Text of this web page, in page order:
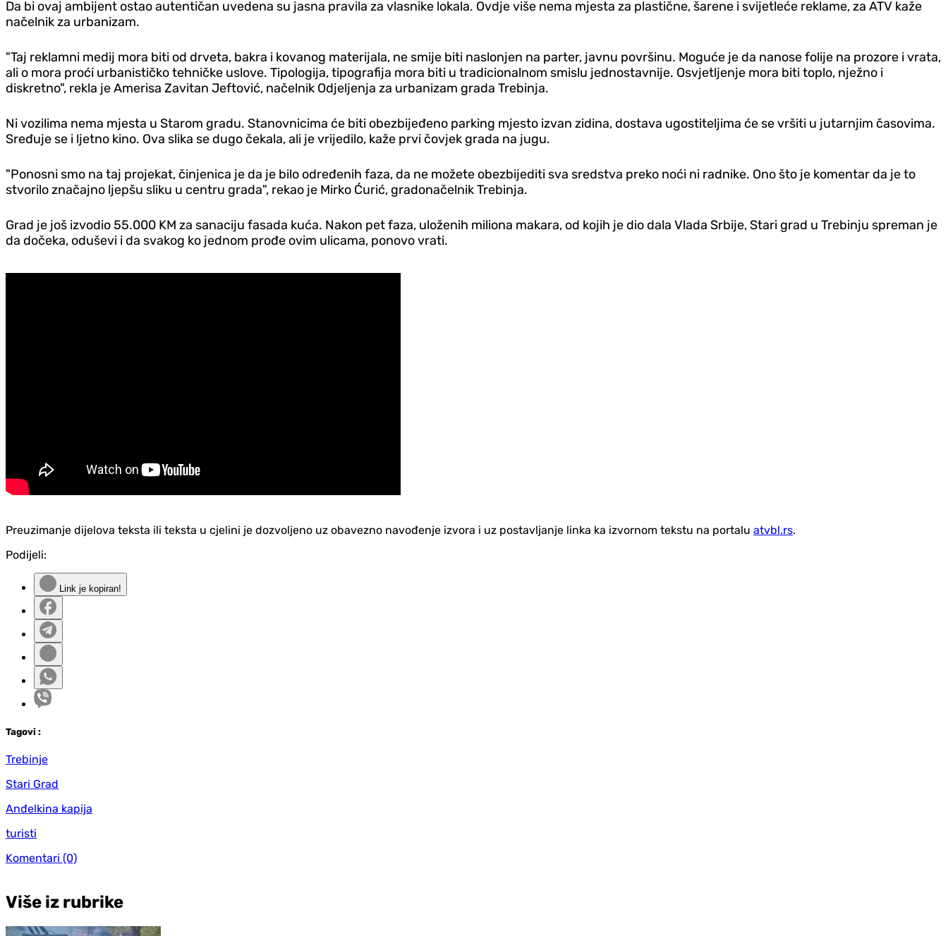
Da bi ovaj ambijent ostao autentičan uvedena su jasna pravila za vlasnike lokala. Ovdje više nema mjesta za plastične, šarene i svijetleće reklame, za ATV kaže
načelnik za urbanizam.
"Taj reklamni medij mora biti od drveta, bakra i kovanog materijala, ne smije biti naslonjen na parter, javnu površinu. Moguće je da nanose folije na prozore i vrata,
ali o mora proći urbanističko tehničke uslove. Tipologija, tipografija mora biti u tradicionalnom smislu jednostavnije. Osvjetljenje mora biti toplo, nježno i
diskretno", rekla je Amerisa Zavitan Jeftović, načelnik Odjeljenja za urbanizam grada Trebinja.
Ni vozilima nema mjesta u Starom gradu. Stanovnicima će biti obezbijeđeno parking mjesto izvan zidina, dostava ugostiteljima će se vršiti u jutarnjim časovima.
Sređuje se i ljetno kino. Ova slika se dugo čekala, ali je vrijedilo, kaže prvi čovjek grada na jugu.
"Ponosni smo na taj projekat, činjenica je da je bilo određenih faza, da ne možete obezbijediti sva sredstva preko noći ni radnike. Ono što je komentar da je to
stvorilo značajno ljepšu sliku u centru grada", rekao je Mirko Ćurić, gradonačelnik Trebinja.
Grad je još izvodio 55.000 KM za sanaciju fasada kuća. Nakon pet faza, uloženih miliona makara, od kojih je dio dala Vlada Srbije, Stari grad u Trebinju spreman je
da dočeka, oduševi i da svakog ko jednom prođe ovim ulicama, ponovo vrati.
Preuzimanje dijelova teksta ili teksta u cjelini je dozvoljeno uz obavezno navođenje izvora i uz postavljanje linka ka izvornom tekstu na portalu atvbl.rs.
Podijeli:
Link je kopiran!
Tagovi :
Trebinje
Stari Grad
Anđelkina kapija
turisti
Komentari (0)
Više iz rubrike